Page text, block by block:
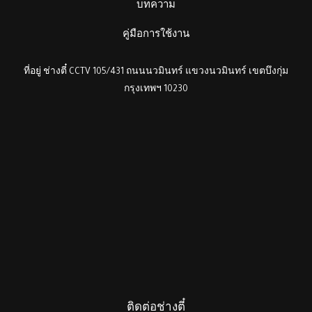
บทความ
คู่มือการใช้งาน
ที่อยู่ ช่างตี๋ CCTV 105/431 ถนนนวมินทร์ แขวงนวมินทร์ เขตบึงกุ่ม
กรุงเทพฯ 10230
ติดต่อช่างตี๋